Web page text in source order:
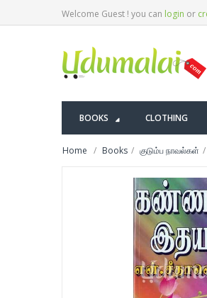
Welcome Guest ! you can login or
BOOKS CLOTHING
Home Books குடும்ப நாவல்கள்